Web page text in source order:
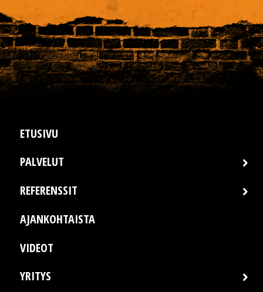
this
field
empty.
ETUSIVU
PALVELUT
REFERENSSIT
AJANKOHTAISTA
VIDEOT
YRITYS